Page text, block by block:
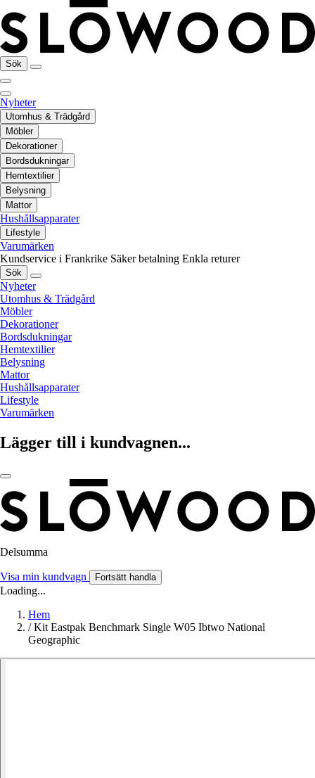
Sök
Nyheter
Utomhus & Trädgård
Möbler
Dekorationer
Bordsdukningar
Hemtextilier
Belysning
Mattor
Hushållsapparater
Lifestyle
Varumärken
Kundservice i Frankrike Säker betalning Enkla returer
Sök
Nyheter
Utomhus & Trädgård
Möbler
Dekorationer
Bordsdukningar
Hemtextilier
Belysning
Mattor
Hushållsapparater
Lifestyle
Varumärken
Lägger till i kundvagnen...
Delsumma
Visa min kundvagn Fortsätt handla
Loading...
Hem
/ Kit Eastpak Benchmark Single W05 Ibtwo National
Geographic